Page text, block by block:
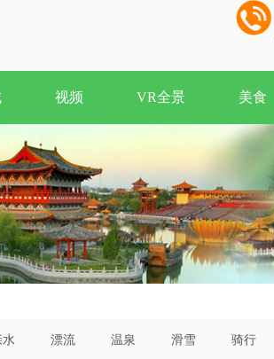

视频 VR全景 美食
水 漂流 温泉 滑雪 骑行